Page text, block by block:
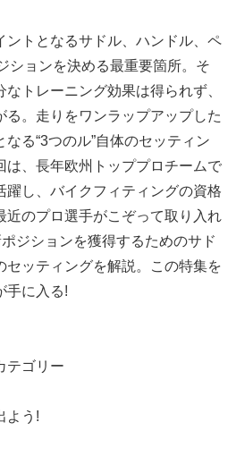
ントとなるサドル、ハンドル、ペ
ションを決める最重要箇所。そ
トレーニング効果は得られず、
る。走りをワンラップアップした
る“3つのル”自体のセッティン
は、長年欧州トッププロチームで
躍し、バイクフィティングの資格
近のプロ選手がこぞって取り入れ
ポジションを獲得するためのサド
セッティングを解説。この特集を
手に入る!
テゴリー
よう!